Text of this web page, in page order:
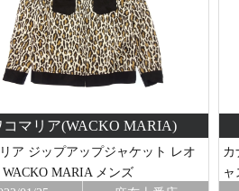
コマリア(WACKO MARIA)
ア ジップアップジャケット レオ
MARIA メンズ
カ
ャ